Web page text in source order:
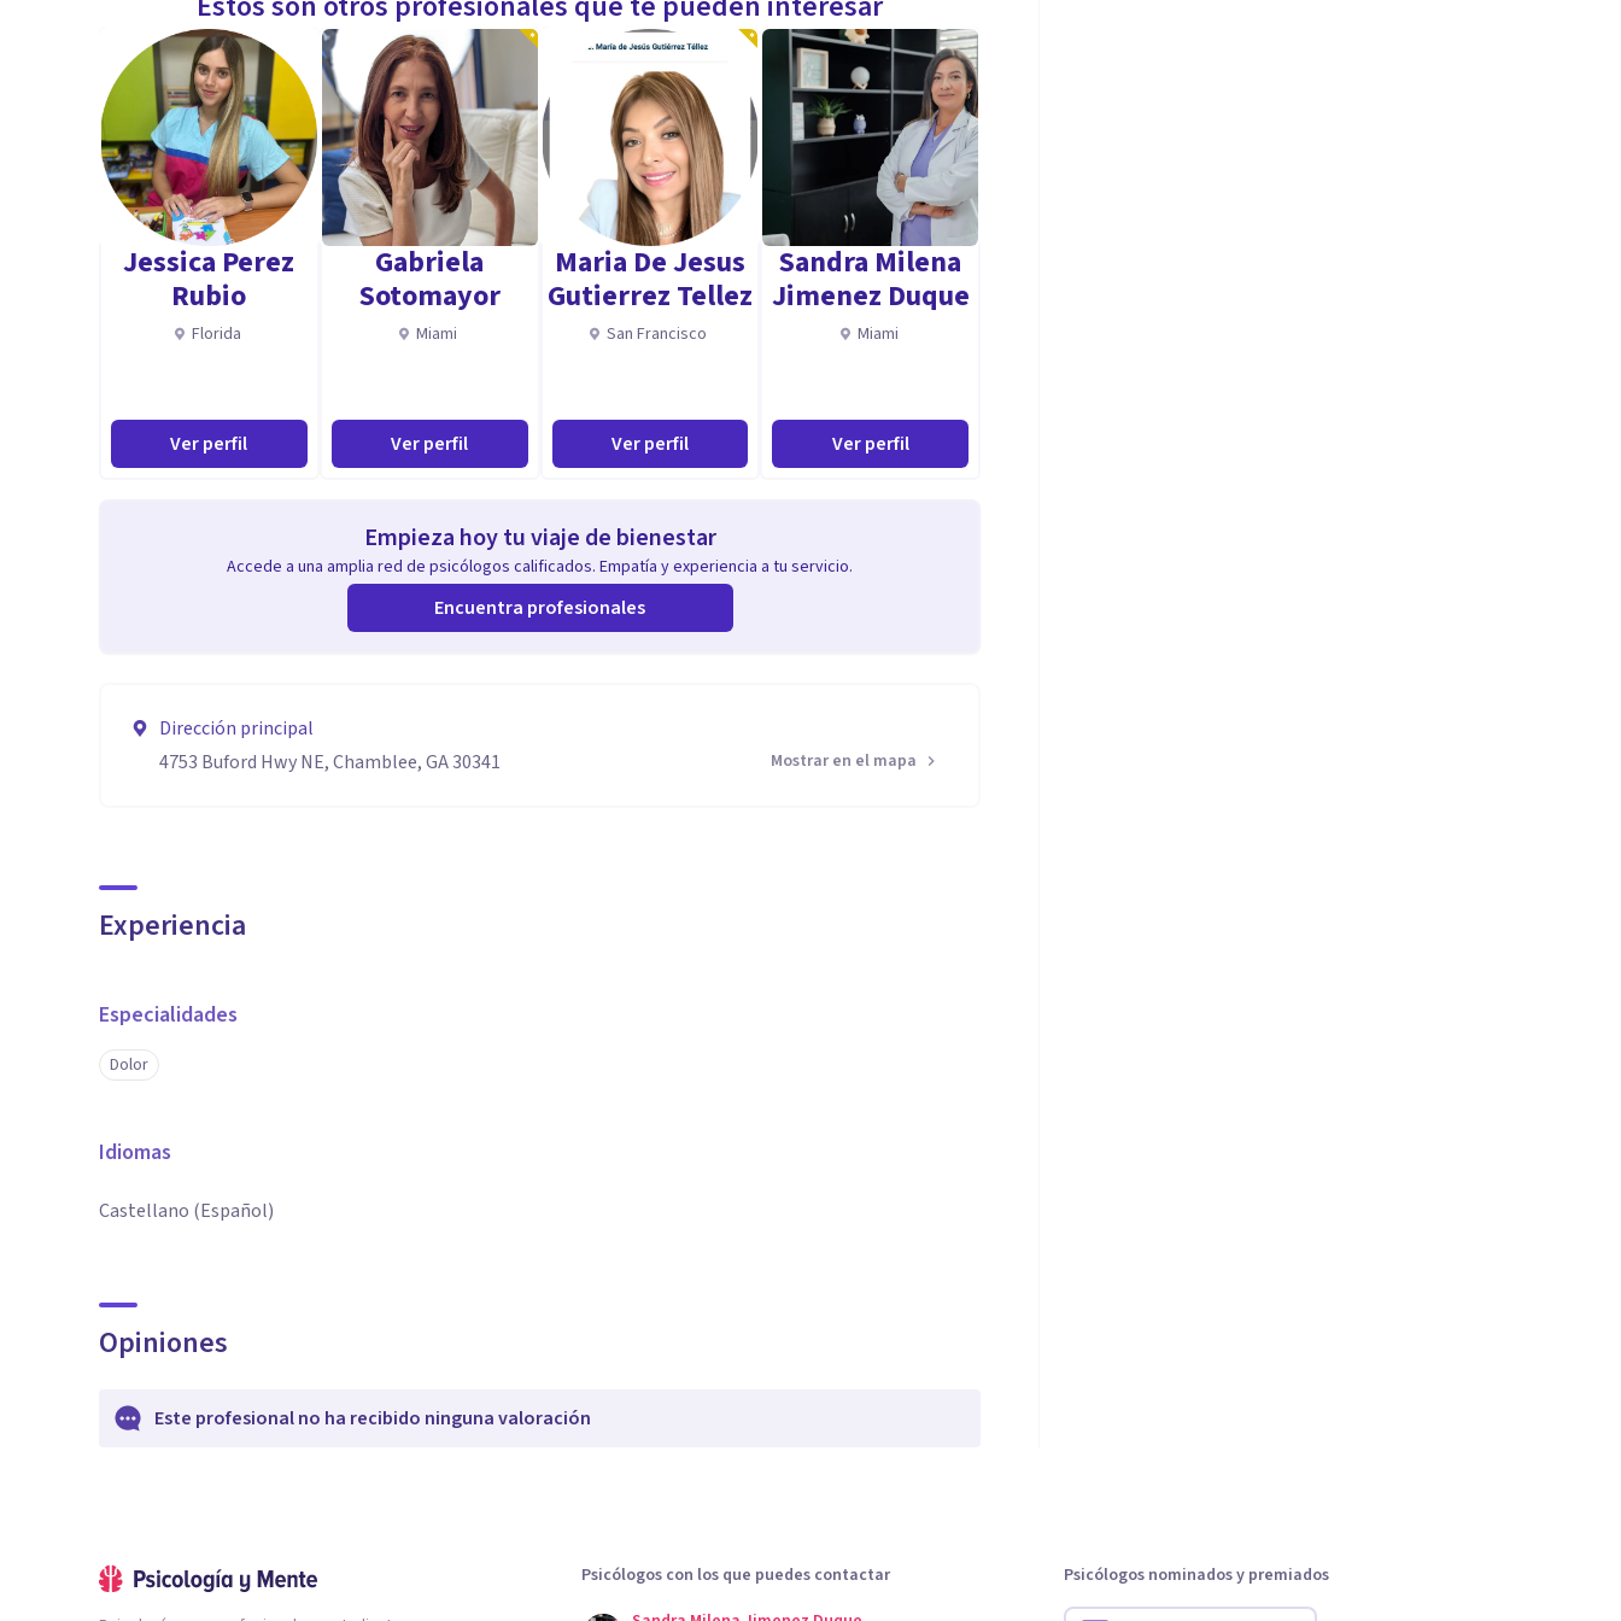
Jessica Perez
Rubio
Florida
Ver perfil
Gabriela
Sotomayor
Miami
Ver perfil
Maria De Jesus
Gutierrez Tellez
San Francisco
Ver perfil
Sandra Milena
Jimenez Duque
Miami
Ver perfil
Empieza hoy tu viaje de bienestar
Accede a una amplia red de psicólogos calificados. Empatía y experiencia a tu servicio.
Encuentra profesionales
Dirección principal
4753 Buford Hwy NE, Chamblee, GA 30341
Mostrar en el mapa
Experiencia
Especialidades
Dolor
Idiomas
Castellano (Español)
Opiniones
Este profesional no ha recibido ninguna valoración
Psicólogos con los que puedes contactar
Psicólogos nominados y premiados